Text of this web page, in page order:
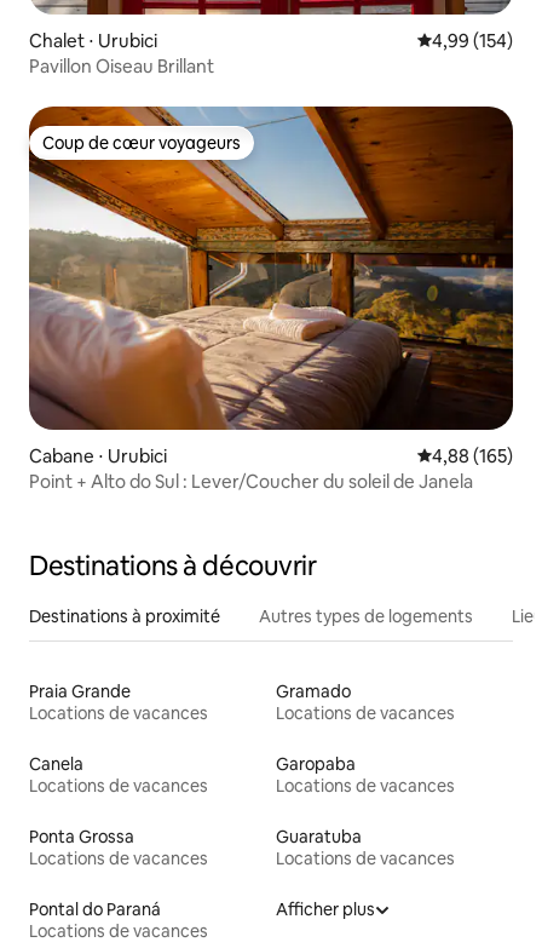
Chalet ⋅ Urubici Évaluation
4,99 (154)
Pavillon Oiseau Brillant
Coup de cœur voyageurs
Coup de cœur voyageurs
Cabane ⋅ Urubici Évaluation
4,88 (165)
Point + Alto do Sul : Lever/Coucher du soleil de Janela
Destinations à découvrir
Destinations à proximité Autres types de logements
Praia Grande
Locations de vacances
Gramado
Locations de vacances
Canela
Locations de vacances
Garopaba
Locations de vacances
Ponta Grossa
Locations de vacances
Guaratuba
Locations de vacances
Pontal do Paraná
Locations de vacances
Afficher plus